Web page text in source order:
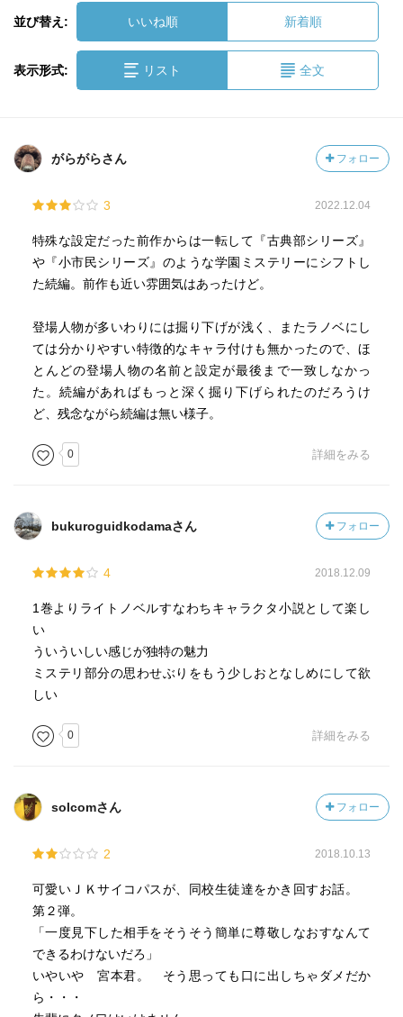
並び替え: いいね順 新着順
表示形式: リスト 全文
がらがらさん フォロー
3 2022.12.04
特殊な設定だった前作からは一転して『古典部シリーズ』
や『小市民シリーズ』のような学園ミステリーにシフトし
た続編。前作も近い雰囲気はあったけど。
登場人物が多いわりには掘り下げが浅く、またラノベにし
ては分かりやすい特徴的なキャラ付けも無かったので、ほ
とんどの登場人物の名前と設定が最後まで一致しなかっ
た。続編があればもっと深く掘り下げられたのだろうけ
ど、残念ながら続編は無い様子。
0 詳細をみる
bukuroguidkodamaさん フォロー
4 2018.12.09
1巻よりライトノベルすなわちキャラクタ小説として楽し
い
ういういしい感じが独特の魅力
ミステリ部分の思わせぶりをもう少しおとなしめにして欲
しい
0 詳細をみる
solcomさん フォロー
2 2018.10.13
可愛いＪＫサイコパスが、同校生徒達をかき回すお話。
第２弾。
「一度見下した相手をそうそう簡単に尊敬しなおすなんて
できるわけないだろ」
いやいや 宮本君。 そう思っても口に出しちゃダメだか
ら・・・